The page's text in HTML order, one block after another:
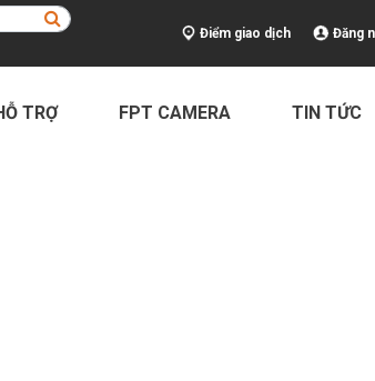
Điểm giao dịch Đăng
TRỢ FPT CAMERA TIN TỨC